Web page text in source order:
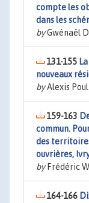
compte les
dans les
byGwénaël
131-155
nouveaux
byAlexis
159-163
commun.
des
ouvrières,
byFrédéric
164-166